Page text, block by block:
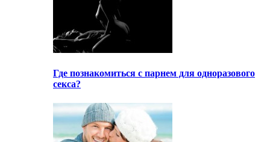
Где познакомиться с парнем для одноразового
секса?